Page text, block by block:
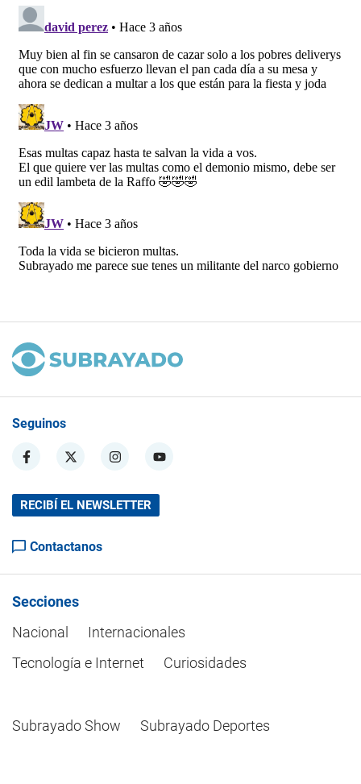
Seguinos
RECIBÍ EL NEWSLETTER
Contactanos
Secciones
Nacional
Internacionales
Tecnología e Internet
Curiosidades
Subrayado Show Subrayado Deportes